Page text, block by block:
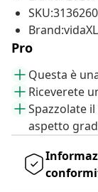
SKU:3136260
Brand:vidaXL
Pro
Questa è
Riceverete
Spazzolate
aspetto